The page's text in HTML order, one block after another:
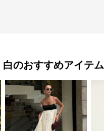
白のおすすめアイテム